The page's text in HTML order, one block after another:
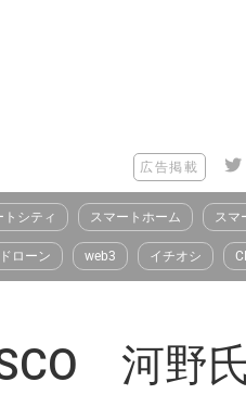
広告掲載
トシティ スマートホーム スマ
ドローン web3 イチオシ
河野